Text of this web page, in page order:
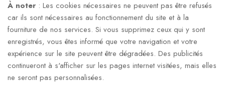
À noter : Les cookies nécessaires ne peuvent pas être refusés
car ils sont nécessaires au fonctionnement du site et à la
fourniture de nos services. Si vous supprimez ceux qui y sont
enregistrés, vous êtes informé que votre navigation et votre
expérience sur le site peuvent être dégradées. Des publicités
continueront à s'afficher sur les pages internet visitées, mais elles
ne seront pas personnalisées.